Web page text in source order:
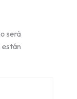
será
están